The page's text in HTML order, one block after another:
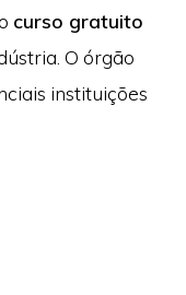
curso gratuito
O órgão
instituições